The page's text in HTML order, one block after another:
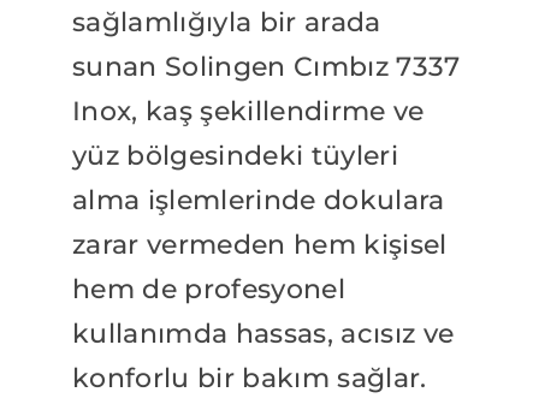
sağlamlığıyla bir arada
sunan Solingen Cımbız 7337
Inox, kaş şekillendirme ve
yüz bölgesindeki tüyleri
alma işlemlerinde dokulara
zarar vermeden hem kişisel
hem de profesyonel
kullanımda hassas, acısız ve
konforlu bir bakım sağlar.